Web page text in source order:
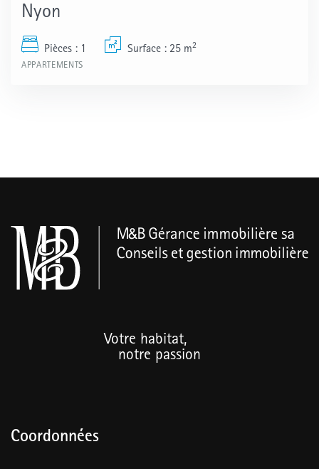
Nyon
Pièces : 1 Surface : 25 m2
APPARTEMENTS
Votre habitat,
notre passion
Coordonnées